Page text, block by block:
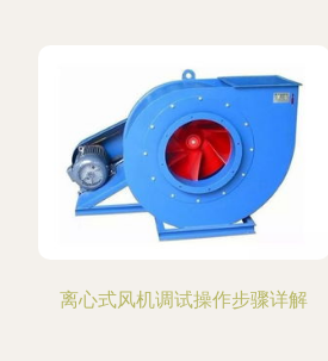
离心式风机调试操作步骤详解